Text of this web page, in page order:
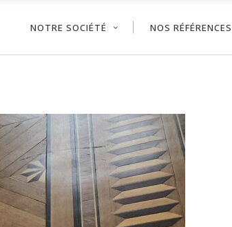
NOTRE SOCIÉTÉ NOS RÉFÉRENCES